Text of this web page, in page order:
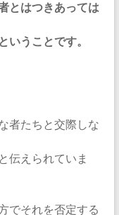
とはつきあっては
いうことです。
者たちと交際しな
伝えられていま
でそれを否定する